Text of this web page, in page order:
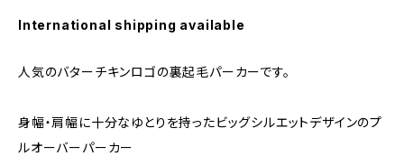
International shipping available
人気のバターチキンロゴの裏起毛パーカーです。
身幅・肩幅に十分なゆとりを持ったビッグシルエットデザインのプ
ルオーバーパーカー